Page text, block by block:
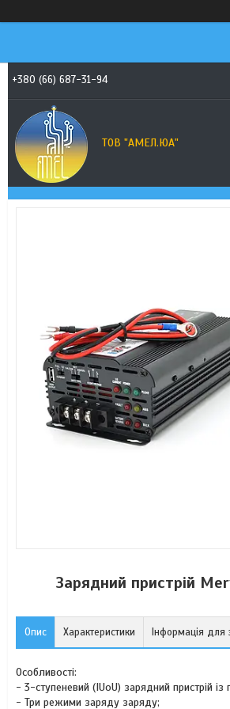
+380 (66) 687-31-94
ТОВ "АМЕЛ.ЮА"
Зарядний пристрій
Опис Характеристики Інформація
Особливості:
- 3-ступеневий (IUoU) зарядний пристрій
- Три режими заряду заряду;